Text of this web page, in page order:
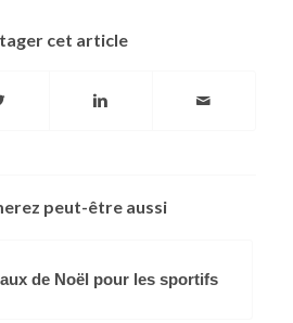
cet article
peut-être aussi
de Noël pour les sportifs